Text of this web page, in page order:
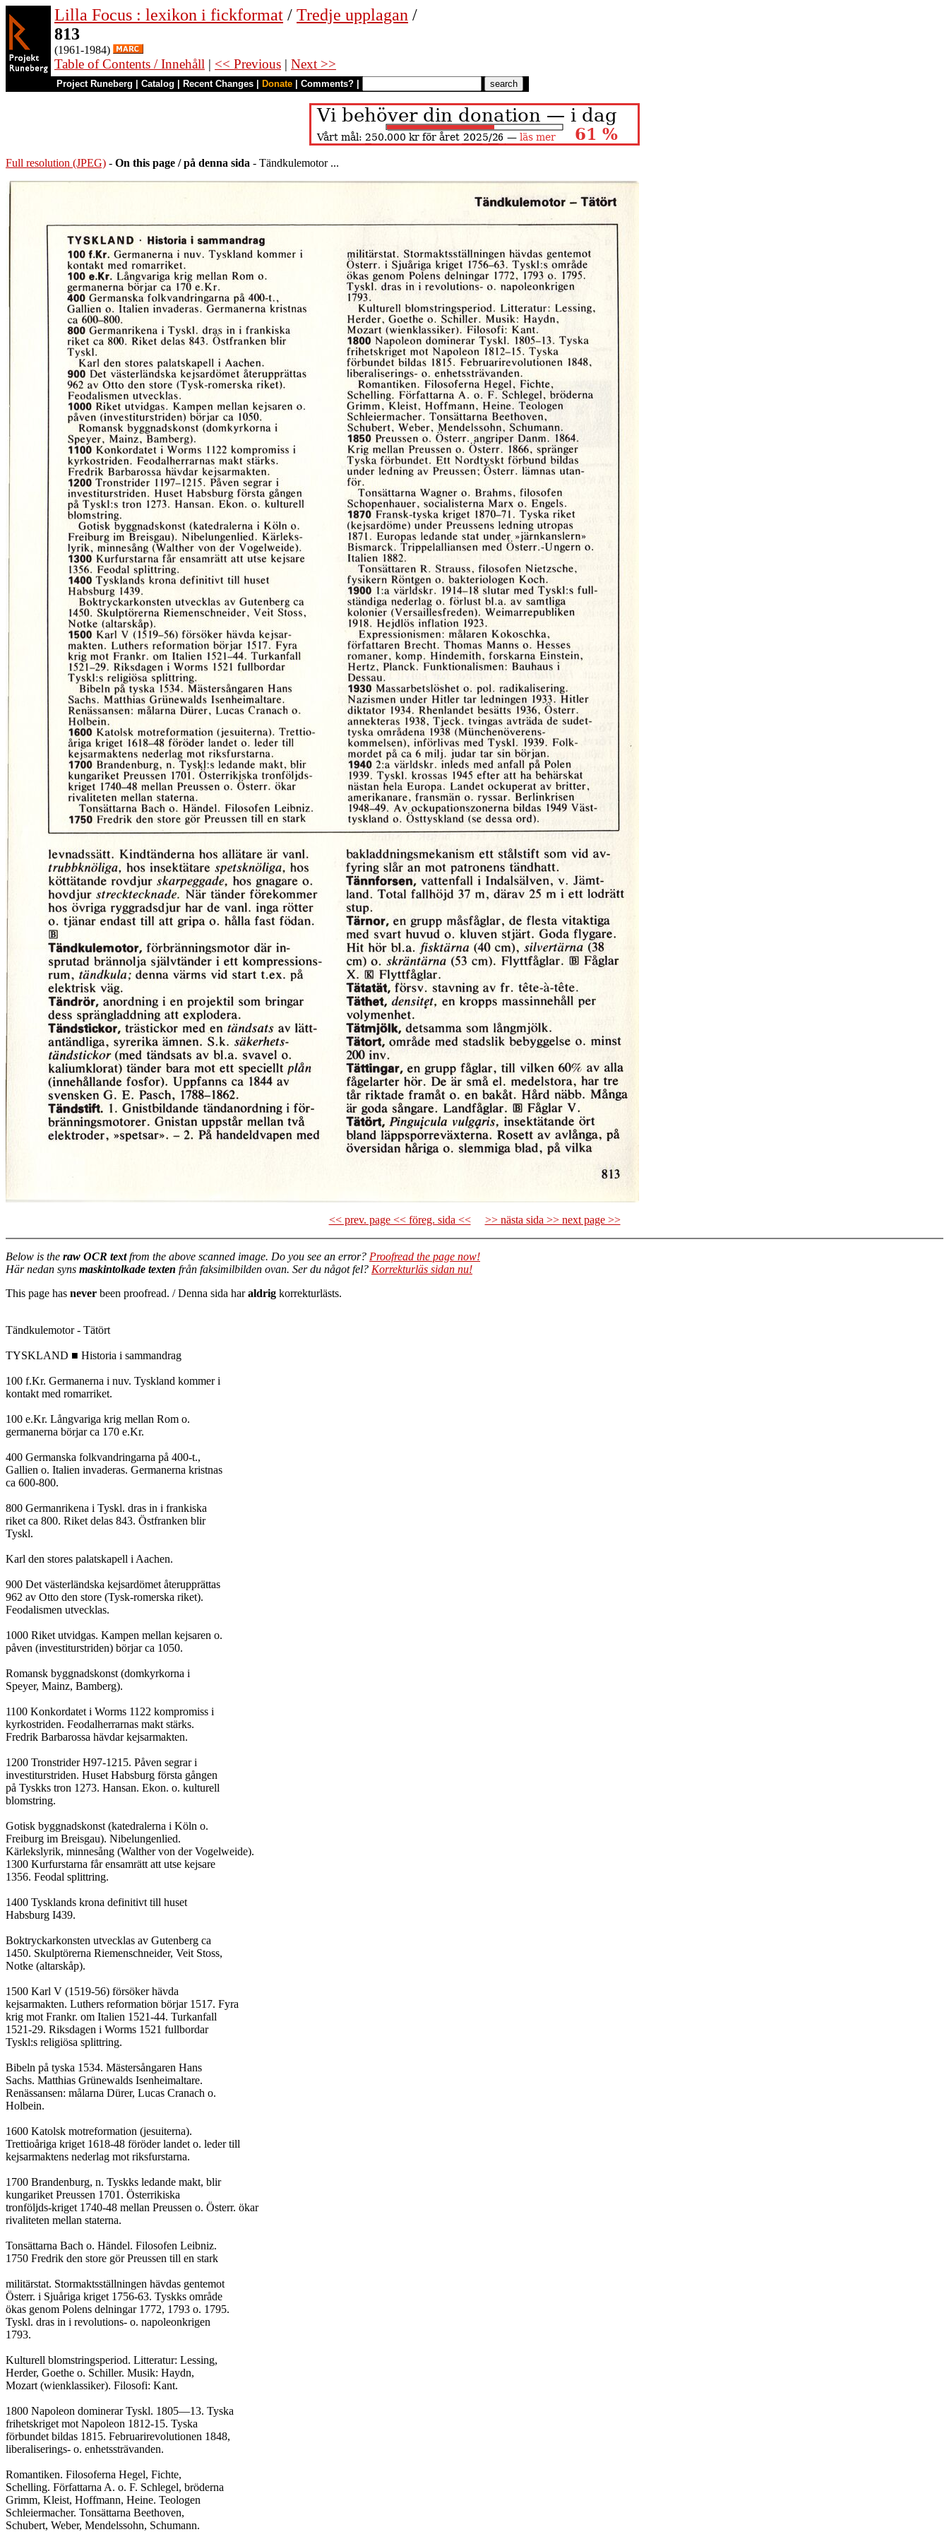
Lilla Focus : lexikon i fickformat / Tredje upplagan /
813
(1961-1984)
Table of Contents / Innehåll | << Previous | Next >>
Project Runeberg Catalog Recent Changes Donate Comments?
Full resolution (JPEG) - On this page / på denna sida - Tändkulemotor ...
<< prev. page << föreg. sida << >> nästa sida >> next page >>
Below is the raw OCR textfrom the above scanned image. Do you see an error? Proofread the page now!
Här nedan syns maskintolkade texten från faksimilbilden ovan. Ser du något fel? Korrekturläs sidan nu!
This page has never been proofread. / Denna sida haraldrig korrekturlästs.
Tändkulemotor - Tätört
TYSKLAND ■ Historia i sammandrag
100 f.Kr. Germanerna i nuv. Tyskland kommer i
kontakt med romarriket.
100 e.Kr. Långvariga krig mellan Rom o.
germanerna börjar ca 170 e.Kr.
400 Germanska folkvandringarna på 400-t.,
Gallien o. Italien invaderas. Germanerna kristnas
ca 600-800.
800 Germanrikena i Tyskl. dras in i frankiska
riket ca 800. Riket delas 843. Östfranken blir
Tyskl.
Karl den stores palatskapell i Aachen.
900 Det västerländska kejsardömet återupprättas
962 av Otto den store (Tysk-romerska riket).
Feodalismen utvecklas.
1000 Riket utvidgas. Kampen mellan kejsaren o.
påven (investiturstriden) börjar ca 1050.
Romansk byggnadskonst (domkyrkorna i
Speyer, Mainz, Bamberg).
1100 Konkordatet i Worms 1122 kompromiss i
kyrkostriden. Feodalherrarnas makt stärks.
Fredrik Barbarossa hävdar kejsarmakten.
1200 Tronstrider H97-1215. Påven segrar i
investiturstriden. Huset Habsburg första gången
på Tyskks tron 1273. Hansan. Ekon. o. kulturell
blomstring.
Gotisk byggnadskonst (katedralerna i Köln o.
Freiburg im Breisgau). Nibelungenlied.
Kärlekslyrik, minnesång (Walther von der Vogelweide).
1300 Kurfurstarna får ensamrätt att utse kejsare
1356. Feodal splittring.
1400 Tysklands krona definitivt till huset
Habsburg I439.
Boktryckarkonsten utvecklas av Gutenberg ca
1450. Skulptörerna Riemenschneider, Veit Stoss,
Notke (altarskåp).
1500 Karl V (1519-56) försöker hävda
kejsarmakten. Luthers reformation börjar 1517. Fyra
krig mot Frankr. om Italien 1521-44. Turkanfall
1521-29. Riksdagen i Worms 1521 fullbordar
Tyskl:s religiösa splittring.
Bibeln på tyska 1534. Mästersångaren Hans
Sachs. Matthias Grünewalds Isenheimaltare.
Renässansen: målarna Dürer, Lucas Cranach o.
Holbein.
1600 Katolsk motreformation (jesuiterna).
Trettioåriga kriget 1618-48 föröder landet o. leder till
kejsarmaktens nederlag mot riksfurstarna.
1700 Brandenburg, n. Tyskks ledande makt, blir
kungariket Preussen 1701. Österrikiska
tronföljds-kriget 1740-48 mellan Preussen o. Österr. ökar
rivaliteten mellan staterna.
Tonsättarna Bach o. Händel. Filosofen Leibniz.
1750 Fredrik den store gör Preussen till en stark
militärstat. Stormaktsställningen hävdas gentemot
Österr. i Sjuåriga kriget 1756-63. Tyskks område
ökas genom Polens delningar 1772, 1793 o. 1795.
Tyskl. dras in i revolutions- o. napoleonkrigen
1793.
Kulturell blomstringsperiod. Litteratur: Lessing,
Herder, Goethe o. Schiller. Musik: Haydn,
Mozart (wienklassiker). Filosofi: Kant.
1800 Napoleon dominerar Tyskl. 1805—13. Tyska
frihetskriget mot Napoleon 1812-15. Tyska
förbundet bildas 1815. Februarirevolutionen 1848,
liberaliserings- o. enhetssträvanden.
Romantiken. Filosoferna Hegel, Fichte,
Schelling. Författarna A. o. F. Schlegel, bröderna
Grimm, Kleist, Hoffmann, Heine. Teologen
Schleiermacher. Tonsättarna Beethoven,
Schubert, Weber, Mendelssohn, Schumann.